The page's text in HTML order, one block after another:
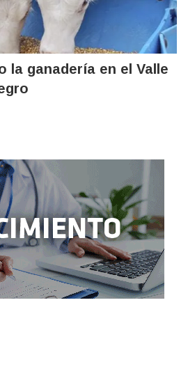
la ganadería en el Valle